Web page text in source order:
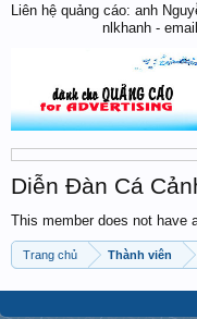
Liên hệ quảng cáo: anh
nlkhanh -
Diễn Đàn Cá
This member does not have
Trang chủ Thành viên